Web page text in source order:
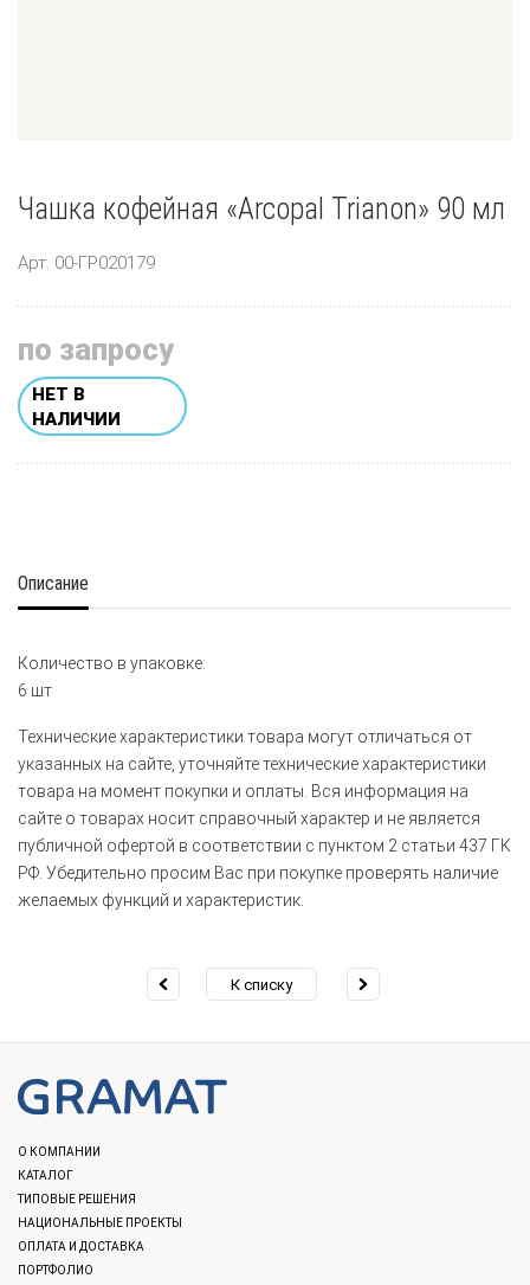
Чашка кофейная «Arcopal Trianon» 90 мл
Арт. 00-ГР020179
по запросу
НЕТ В
НАЛИЧИИ
Описание
Количество в упаковке:
6 шт
Технические характеристики товара могут отличаться от
указанных на сайте, уточняйте технические характеристики
товара на момент покупки и оплаты. Вся информация на
сайте о товарах носит справочный характер и не является
публичной офертой в соответствии с пунктом 2 статьи 437 ГК
РФ. Убедительно просим Вас при покупке проверять наличие
желаемых функций и характеристик.
К списку
О КОМПАНИИ
КАТАЛОГ
ТИПОВЫЕ РЕШЕНИЯ
НАЦИОНАЛЬНЫЕ ПРОЕКТЫ
ОПЛАТА И ДОСТАВКА
ПОРТФОЛИО